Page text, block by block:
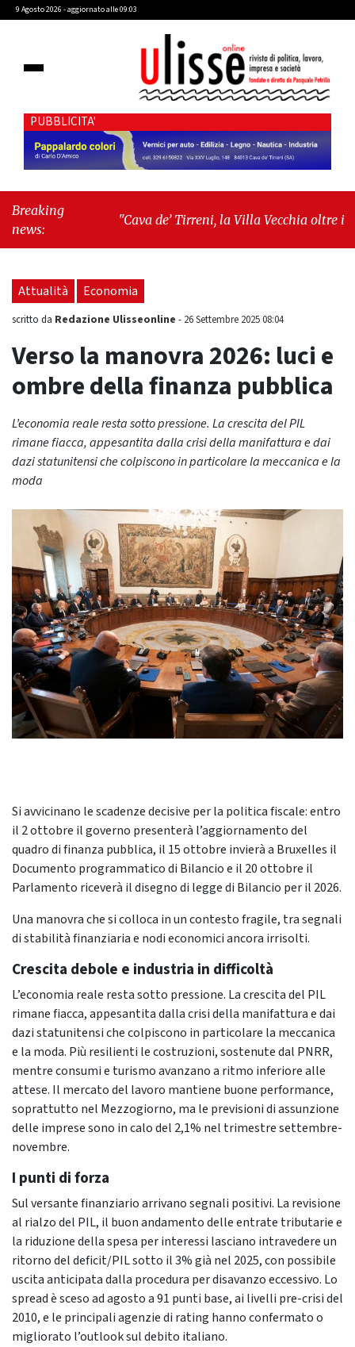
9 Agosto 2026 - aggiornato alle 09:03
PUBBLICITA'
Breaking
news:
"Cava de’ Tirreni, la Villa Vecchia oltre i
seduta consiliare: “Serve chiarezza!”"
Attualità Economia
scritto da Redazione Ulisseonline - 26 Settembre 2025 08:04
Verso la manovra 2026: luci e
ombre della finanza pubblica
L’economia reale resta sotto pressione. La crescita del PIL
rimane fiacca, appesantita dalla crisi della manifattura e dai
dazi statunitensi che colpiscono in particolare la meccanica e la
moda
Si avvicinano le scadenze decisive per la politica fiscale: entro
il 2 ottobre il governo presenterà l’aggiornamento del
quadro di finanza pubblica, il 15 ottobre invierà a Bruxelles il
Documento programmatico di Bilancio e il 20 ottobre il
Parlamento riceverà il disegno di legge di Bilancio per il 2026.
Una manovra che si colloca in un contesto fragile, tra segnali
di stabilità finanziaria e nodi economici ancora irrisolti.
Crescita debole e industria in difficoltà
L’economia reale resta sotto pressione. La crescita del PIL
rimane fiacca, appesantita dalla crisi della manifattura e dai
dazi statunitensi che colpiscono in particolare la meccanica
e la moda. Più resilienti le costruzioni, sostenute dal PNRR,
mentre consumi e turismo avanzano a ritmo inferiore alle
attese. Il mercato del lavoro mantiene buone performance,
soprattutto nel Mezzogiorno, ma le previsioni di assunzione
delle imprese sono in calo del 2,1% nel trimestre settembre-
novembre.
I punti di forza
Sul versante finanziario arrivano segnali positivi. La revisione
al rialzo del PIL, il buon andamento delle entrate tributarie e
la riduzione della spesa per interessi lasciano intravedere un
ritorno del deficit/PIL sotto il 3% già nel 2025, con possibile
uscita anticipata dalla procedura per disavanzo eccessivo. Lo
spread è sceso ad agosto a 91 punti base, ai livelli pre-crisi del
2010, e le principali agenzie di rating hanno confermato o
migliorato l’outlook sul debito italiano.